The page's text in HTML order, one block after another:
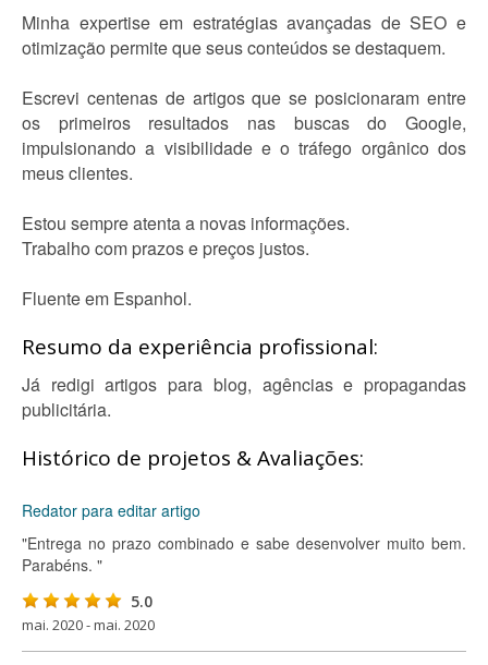
Minha expertise em estratégias avançadas de SEO e
otimização permite que seus conteúdos se destaquem.
Escrevi centenas de artigos que se posicionaram entre
os primeiros resultados nas buscas do Google,
impulsionando a visibilidade e o tráfego orgânico dos
meus clientes.
Estou sempre atenta a novas informações.
Trabalho com prazos e preços justos.
Fluente em Espanhol.
Resumo da experiência profissional:
Já redigi artigos para blog, agências e propagandas
publicitária.
Histórico de projetos & Avaliações:
Redator para editar artigo
"Entrega no prazo combinado e sabe desenvolver muito bem.
Parabéns. "
5.0
mai. 2020 - mai. 2020